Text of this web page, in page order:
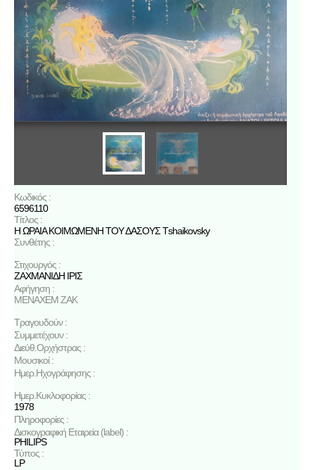
Κωδικός :
6596110
Τίτλος :
Η ΩΡΑΙΑ ΚΟΙΜΩΜΕΝΗ ΤΟΥ ΔΑΣΟΥΣ Τshaikovsky
Συνθέτης :
Στιχουργός :
ΖΑΧΜΑΝΙΔΗ ΙΡΙΣ
Αφήγηση :
ΜΕΝΑΧΕΜ ΖΑΚ
Τραγουδούν :
Συμμετέχουν :
Διεύθ.Ορχήστρας :
Μουσικοί :
Ημερ.Ηχογράφησης :
Ημερ.Κυκλοφορίας :
1978
Πληροφορίες :
Δισκογραφική Εταιρεία (label) :
PHILIPS
Τύπος :
LP